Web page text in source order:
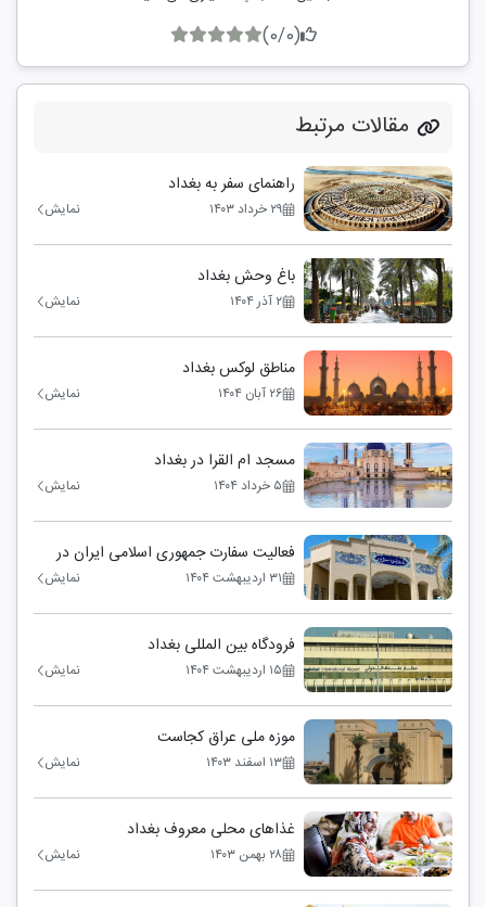
(0/0)
مقالات مرتبط
راهنمای سفر به بغداد
۲۹ خرداد ۱۴۰۳ نمایش
باغ وحش بغداد
۲ آذر ۱۴۰۴ نمایش
مناطق لوکس بغداد
۲۶ آبان ۱۴۰۴ نمایش
مسجد ام القرا در بغداد
۵ خرداد ۱۴۰۴ نمایش
فعالیت سفارت جمهوری اسلامی ایران در
بغداد
۳۱ اردیبهشت ۱۴۰۴ نمایش
فرودگاه بین المللی بغداد
۱۵ اردیبهشت ۱۴۰۴ نمایش
موزه ملی عراق کجاست
۱۳ اسفند ۱۴۰۳ نمایش
غذاهای محلی معروف بغداد
۲۸ بهمن ۱۴۰۳ نمایش